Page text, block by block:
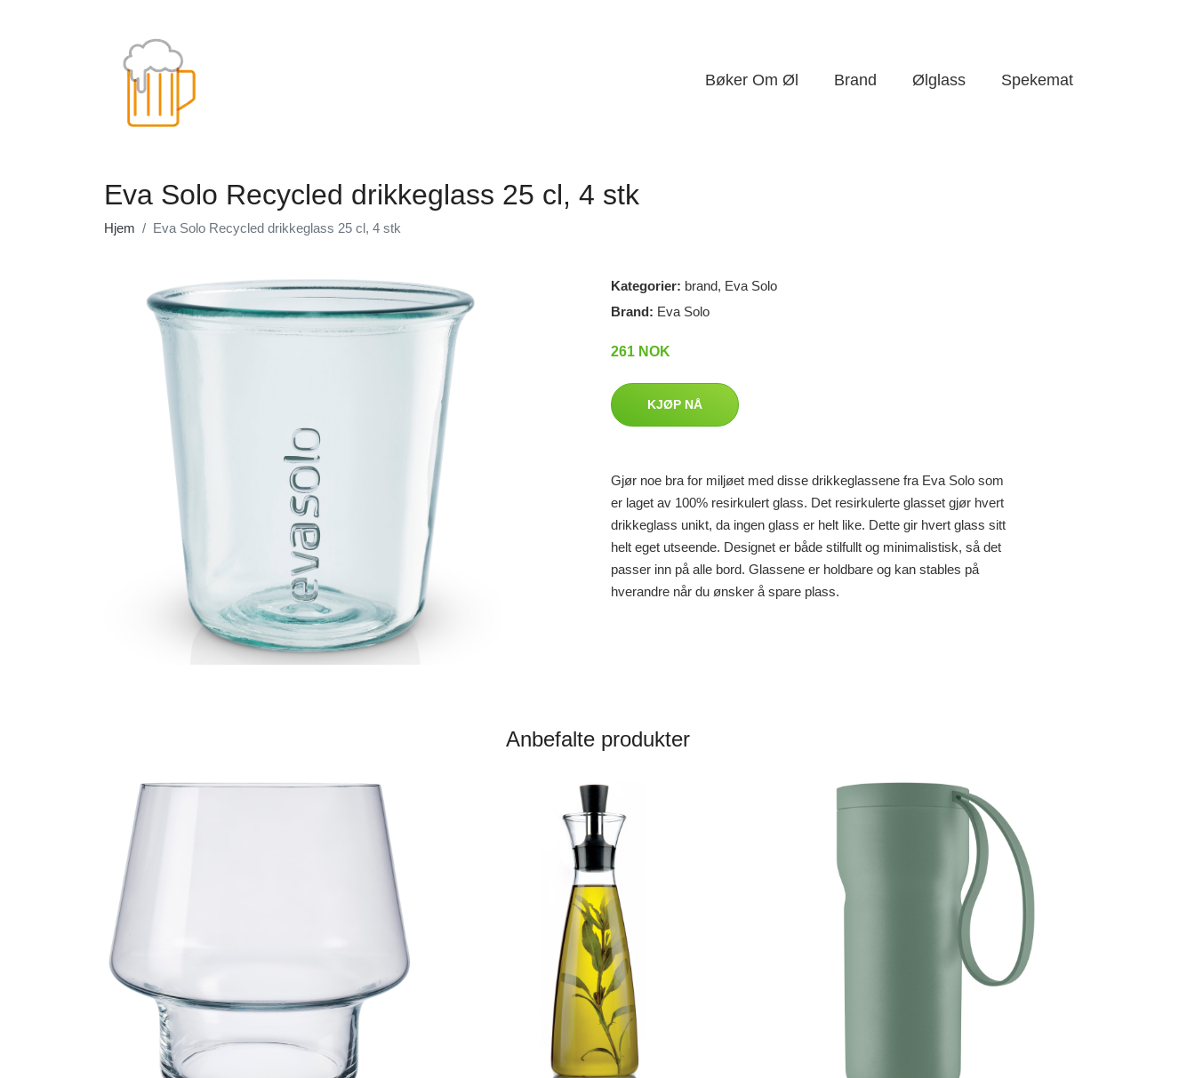
Bøker Om Øl Brand Ølglass Spekemat
Eva Solo Recycled drikkeglass 25 cl, 4 stk
Hjem Eva Solo Recycled drikkeglass 25 cl, 4 stk
Kategorier: brand, Eva Solo
Brand: Eva Solo
261 NOK
KJØP NÅ
Gjør noe bra for miljøet med disse drikkeglassene fra Eva Solo som
er laget av 100% resirkulert glass. Det resirkulerte glasset gjør hvert
drikkeglass unikt, da ingen glass er helt like. Dette gir hvert glass sitt
helt eget utseende. Designet er både stilfullt og minimalistisk, så det
passer inn på alle bord. Glassene er holdbare og kan stables på
hverandre når du ønsker å spare plass.
Anbefalte produkter